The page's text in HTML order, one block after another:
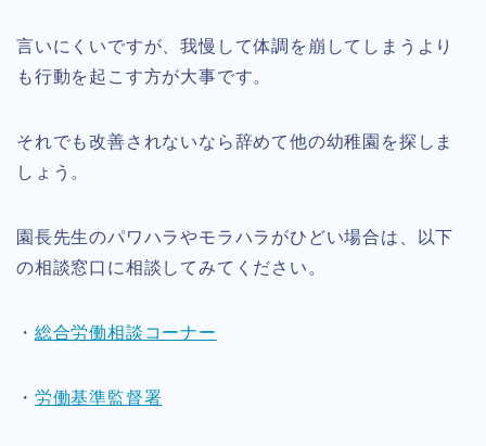
言いにくいですが、我慢して体調を崩してしまうより
も行動を起こす方が大事です。
それでも改善されないなら辞めて他の幼稚園を探しま
しょう。
園長先生のパワハラやモラハラがひどい場合は、以下
の相談窓口に相談してみてください。
・ 総合労働相談コーナー
・ 労働基準監督署